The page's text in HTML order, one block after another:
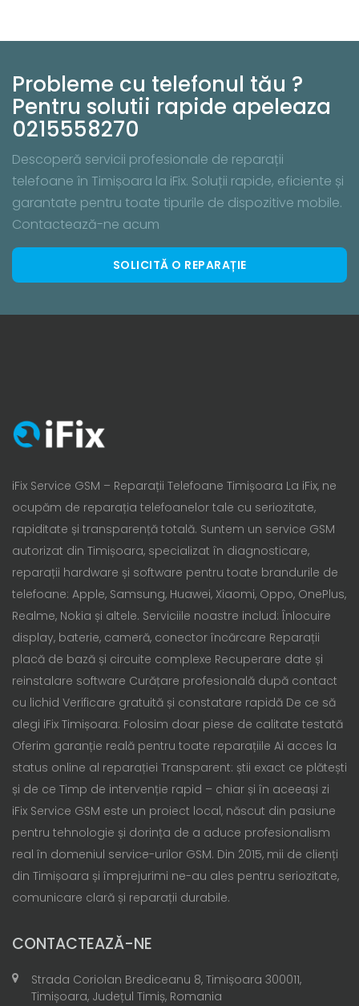
Probleme cu telefonul tău ?
Pentru solutii rapide apeleaza
0215558270
Descoperă servicii profesionale de reparații
telefoane în Timișoara la iFix. Soluții rapide, eficiente și
garantate pentru toate tipurile de dispozitive mobile.
Contactează-ne acum
SOLICITĂ O REPARAȚIE
iFix Service GSM – Reparații Telefoane Timișoara La iFix, ne
ocupăm de reparația telefoanelor tale cu seriozitate,
rapiditate și transparență totală. Suntem un service GSM
autorizat din Timișoara, specializat în diagnosticare,
reparații hardware și software pentru toate brandurile de
telefoane: Apple, Samsung, Huawei, Xiaomi, Oppo, OnePlus,
Realme, Nokia și altele. Serviciile noastre includ: Înlocuire
display, baterie, cameră, conector încărcare Reparații
placă de bază și circuite complexe Recuperare date și
reinstalare software Curățare profesională după contact
cu lichid Verificare gratuită și constatare rapidă De ce să
alegi iFix Timișoara: Folosim doar piese de calitate testată
Oferim garanție reală pentru toate reparațiile Ai acces la
status online al reparației Transparent: știi exact ce plătești
și de ce Timp de intervenție rapid – chiar și în aceeași zi
iFix Service GSM este un proiect local, născut din pasiune
pentru tehnologie și dorința de a aduce profesionalism
real în domeniul service-urilor GSM. Din 2015, mii de clienți
din Timișoara și împrejurimi ne-au ales pentru seriozitate,
comunicare clară și reparații durabile.
CONTACTEAZĂ-NE
Strada Coriolan Brediceanu 8, Timișoara 300011,
Timișoara, Județul Timiș, Romania